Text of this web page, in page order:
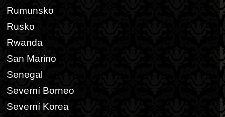
Rumunsko
Rusko
Rwanda
San Marino
Senegal
Severní Borneo
Severní Korea